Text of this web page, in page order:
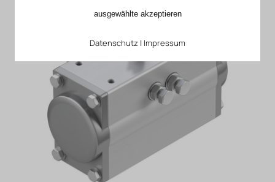
ausgewählte akzeptieren
Datenschutz | Impressum